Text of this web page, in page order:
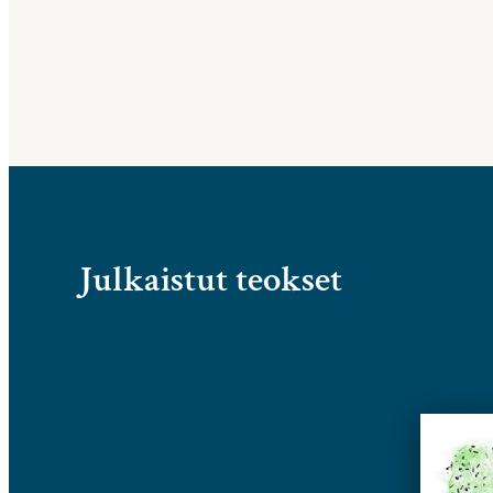
Julkaistut teokset